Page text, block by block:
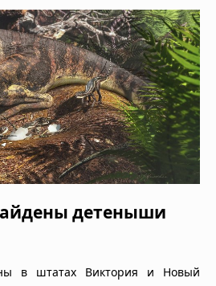
детеныши
в штатах Виктория и Новый